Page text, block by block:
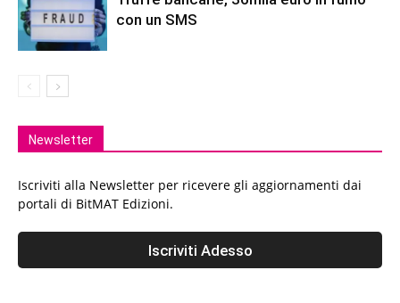
con un SMS
Newsletter
Iscriviti alla Newsletter per ricevere gli aggiornamenti dai
portali di BitMAT Edizioni.